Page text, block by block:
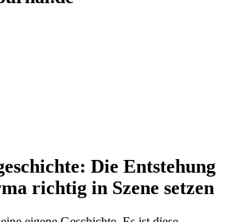
Die Entstehung
richtig in Szene setzen